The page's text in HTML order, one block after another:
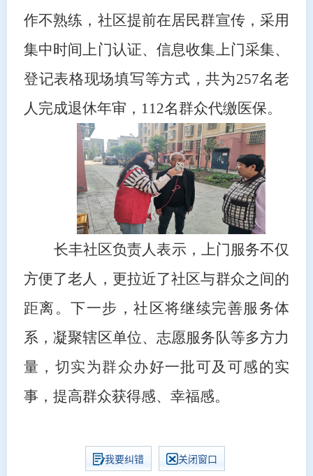
作不熟练， 社区提前在居民群宣传， 采用
集中时间上门认证、信息收集上门采集、
登记表格现场填写等方式，共为257名老
人完成退休年审 ， 112名群众代缴医保。
长丰社区负责人表示 ， 上门服务不仅
方便了老人， 更拉近了社区与群众之间的
距离。下一步，社区将继续完善服务体
系，凝聚辖区单位、志愿服务队等多方力
量， 切实为群众办好一批可及可感的实
事 ， 提高群众获得感、幸福感。
我要纠错 关闭窗口